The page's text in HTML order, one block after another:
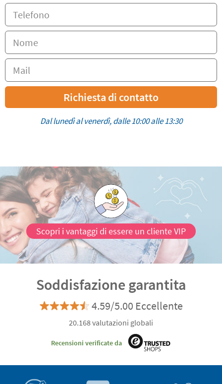
Richiesta di contatto
Dal lunedì al venerdì, dalle 10:00 alle 13:30
Scopri i vantaggi di essere un cliente VIP
Soddisfazione garantita
4.59/5.00 Eccellente
20.168 valutazioni globali
Recensioni verificate da